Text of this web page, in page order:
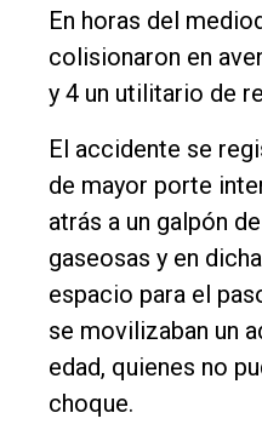
Rural
Deportes
Fúnebres
Edición
Empresa
Nosotros
Contacto
En horas del
colisionaron en
y 4 un utilitario de
El accidente se
de mayor porte
atrás a un galpón
gaseosas y en
espacio para el
se movilizaban un
edad, quienes no
choque.